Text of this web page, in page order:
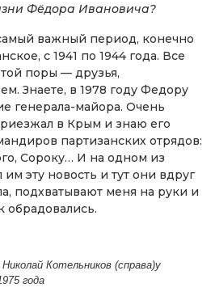
Фёдора Ивановича?
важный период, конечно
с 1941 по 1944 года. Все
той поры — друзья,
Знаете, в 1978 году Федору
генерала-майора. Очень
в Крым и знаю его
партизанских отрядов:
Сороку… И на одном из
эту новость и тут они вдруг
подхватывают меня на руки и
обрадовались.
Котельников (справа)у
года